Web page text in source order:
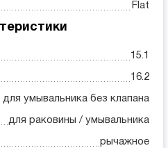
Flat
15.1
16.2
для умывальника без клапана
для раковины / умывальника
рычажное